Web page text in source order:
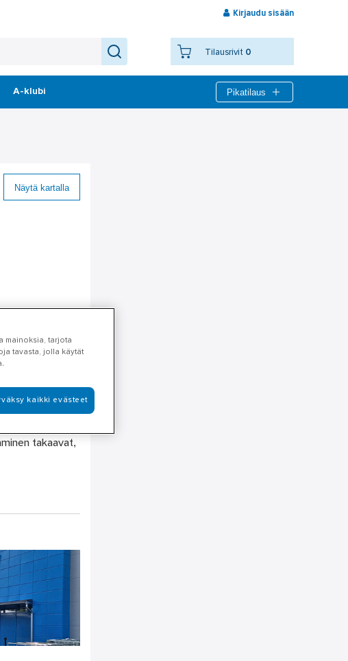
Kirjaudu sisään
Tilausrivit 0
A-klubi Pikatilaus
Näytä kartalla
niin
myymälään
takaavat,
mainoksia, tarjota
tavasta, jolla käytät
kaikki evästeet